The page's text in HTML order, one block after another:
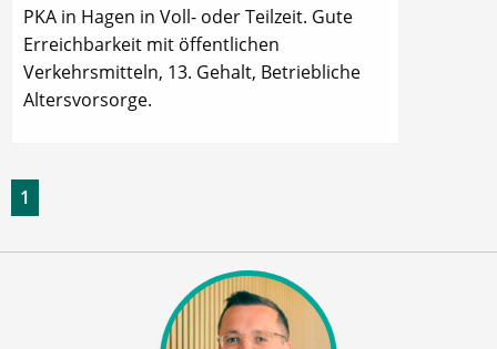
PKA in Hagen in Voll- oder Teilzeit. Gute
Erreichbarkeit mit öffentlichen
Verkehrsmitteln, 13. Gehalt, Betriebliche
Altersvorsorge.
1